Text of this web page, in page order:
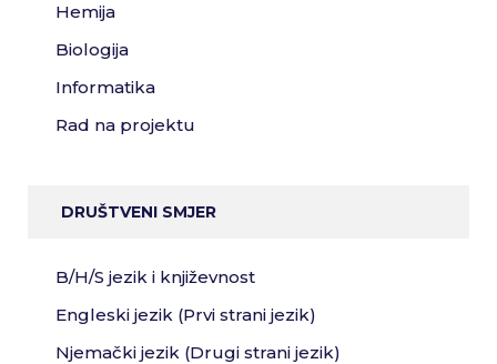
Hemija
Biologija
Informatika
Rad na projektu
DRUŠTVENI SMJER
B/H/S jezik i književnost
Engleski jezik (Prvi strani jezik)
Njemački jezik (Drugi strani jezik)